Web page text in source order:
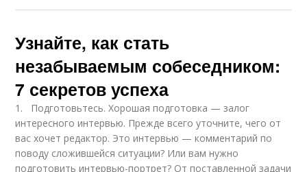
Узнайте, как стать
незабываемым собеседником:
7 секретов успеха
1. Подготовьтесь. Хорошая подготовка — залог
интересного интервью. Прежде всего уточните, чего от
вас хочет редактор. Это интервью — комментарий по
поводу сложившейся ситуации? Или вам нужно
подготовить интервью-портрет? От поставленной задачи